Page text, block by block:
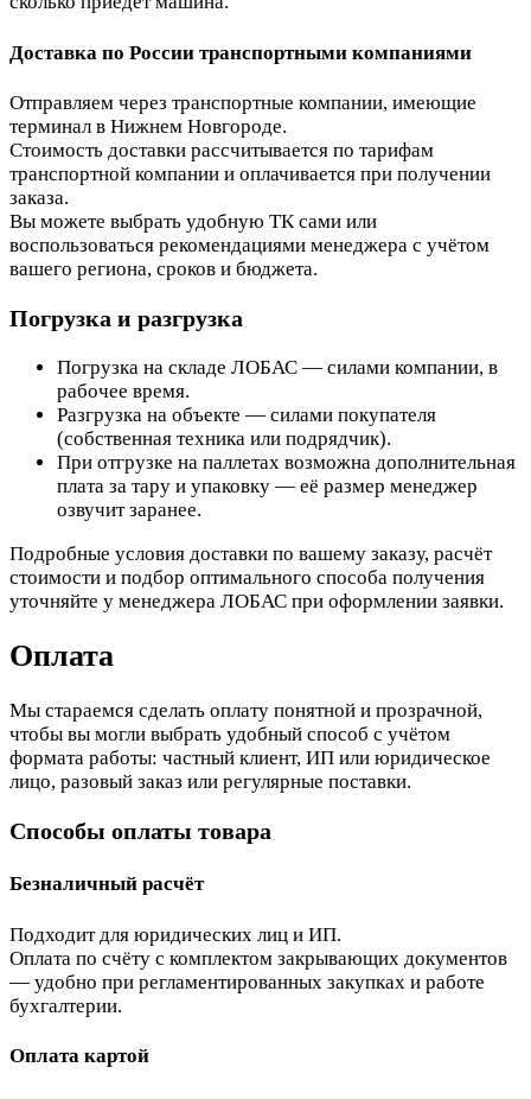
Доставка по России транспортными компаниями
Отправляем через транспортные компании, имеющие
терминал в Нижнем Новгороде.
Стоимость доставки рассчитывается по тарифам
транспортной компании и оплачивается при получении
заказа.
Вы можете выбрать удобную ТК сами или
воспользоваться рекомендациями менеджера с учётом
вашего региона, сроков и бюджета.
Погрузка и разгрузка
Погрузка на складе ЛОБАС — силами компании, в
рабочее время.
Разгрузка на объекте — силами покупателя
(собственная техника или подрядчик).
При отгрузке на паллетах возможна дополнительная
плата за тару и упаковку — её размер менеджер
озвучит заранее.
Подробные условия доставки по вашему заказу, расчёт
стоимости и подбор оптимального способа получения
уточняйте у менеджера ЛОБАС при оформлении заявки.
Оплата
Мы стараемся сделать оплату понятной и прозрачной,
чтобы вы могли выбрать удобный способ с учётом
формата работы: частный клиент, ИП или юридическое
лицо, разовый заказ или регулярные поставки.
Способы оплаты товара
Безналичный расчёт
Подходит для юридических лиц и ИП.
Оплата по счёту с комплектом закрывающих документов
— удобно при регламентированных закупках и работе
бухгалтерии.
Оплата картой